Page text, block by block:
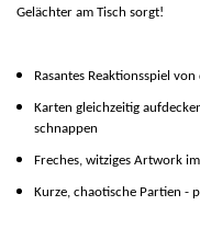
Gelächter am Tisch sorgt!
Rasantes Reaktionsspiel
Karten gleichzeitig
schnappen
Freches, witziges Artwork
Kurze, chaotische Partien -